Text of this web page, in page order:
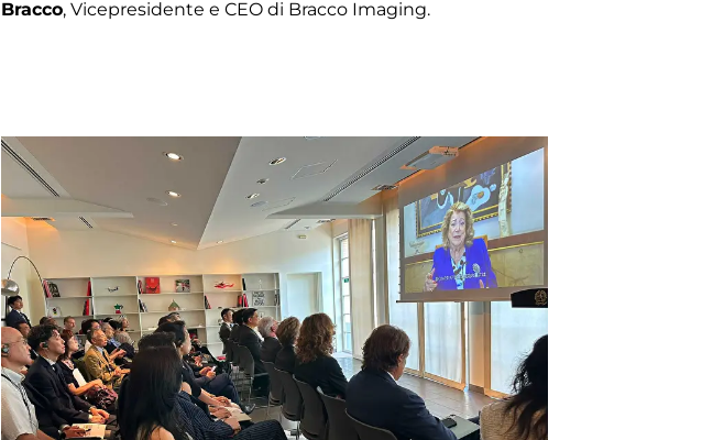
Bracco, Vicepresidente e CEO di Bracco Imaging.